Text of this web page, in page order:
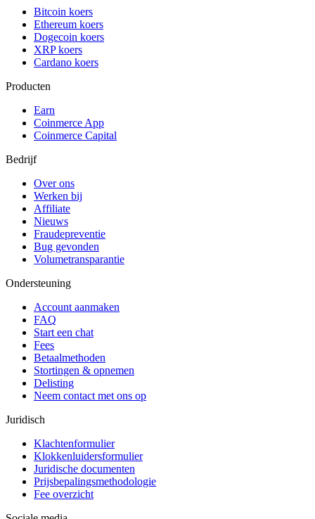
Bitcoin koers
Ethereum koers
Dogecoin koers
XRP koers
Cardano koers
Producten
Earn
Coinmerce App
Coinmerce Capital
Bedrijf
Over ons
Werken bij
Affiliate
Nieuws
Fraudepreventie
Bug gevonden
Volumetransparantie
Ondersteuning
Account aanmaken
FAQ
Start een chat
Fees
Betaalmethoden
Stortingen & opnemen
Delisting
Neem contact met ons op
Juridisch
Klachtenformulier
Klokkenluidersformulier
Juridische documenten
Prijsbepalingsmethodologie
Fee overzicht